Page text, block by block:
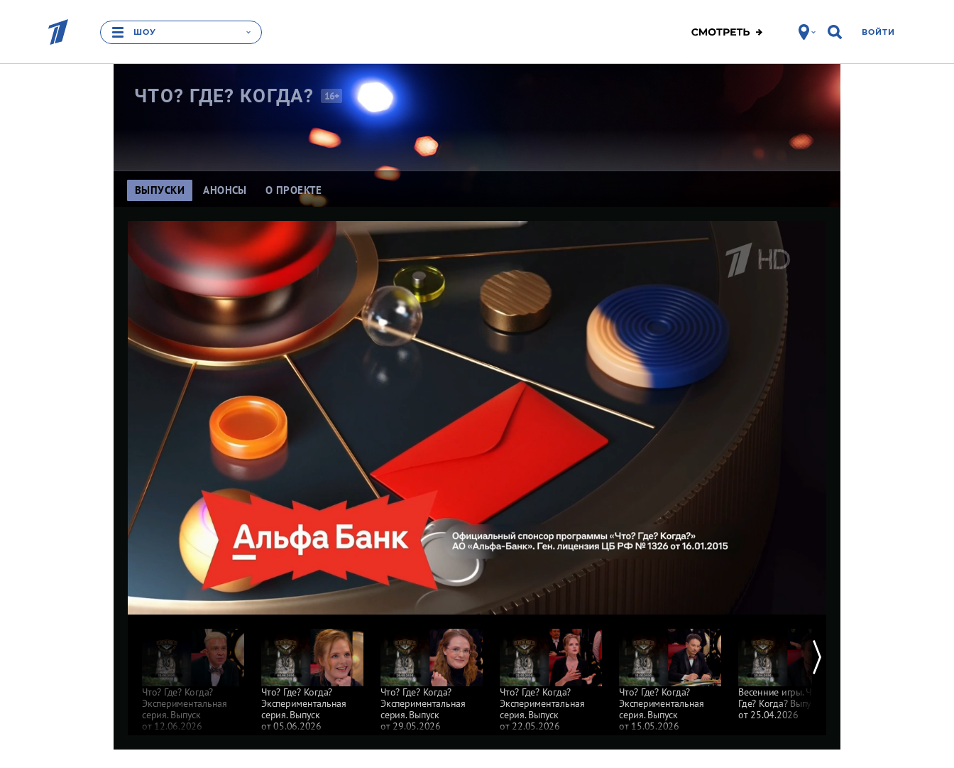
ШОУ ВОЙТИ
ЧТО? ГДЕ? КОГДА? 16+
ВЫПУСКИ АНОНСЫ О ПРОЕКТЕ
Что? Где? Когда?
Экспериментальная
серия. Выпуск
от 12.06.2026
Что? Где? Когда?
Экспериментальная
серия. Выпуск
от 05.06.2026
Что? Где? Когда?
Экспериментальная
серия. Выпуск
от 29.05.2026
Что? Где? Когда?
Экспериментальная
серия. Выпуск
от 22.05.2026
Что? Где? Когда?
Экспериментальная
серия. Выпуск
от 15.05.2026
Весенние игры. Что?
Где? Когда? Выпуск
от 25.04.2026